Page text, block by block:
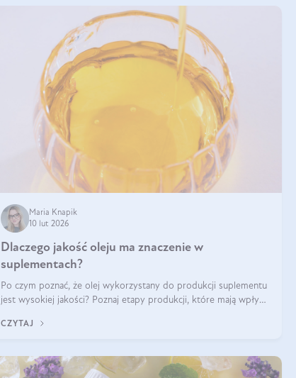
Maria Knapik
10 lut 2026
Dlaczego jakość oleju ma znaczenie w
suplementach?
Po czym poznać, że olej wykorzystany do produkcji suplementu
jest wysokiej jakości? Poznaj etapy produkcji, które mają wpływ
CZYTAJ